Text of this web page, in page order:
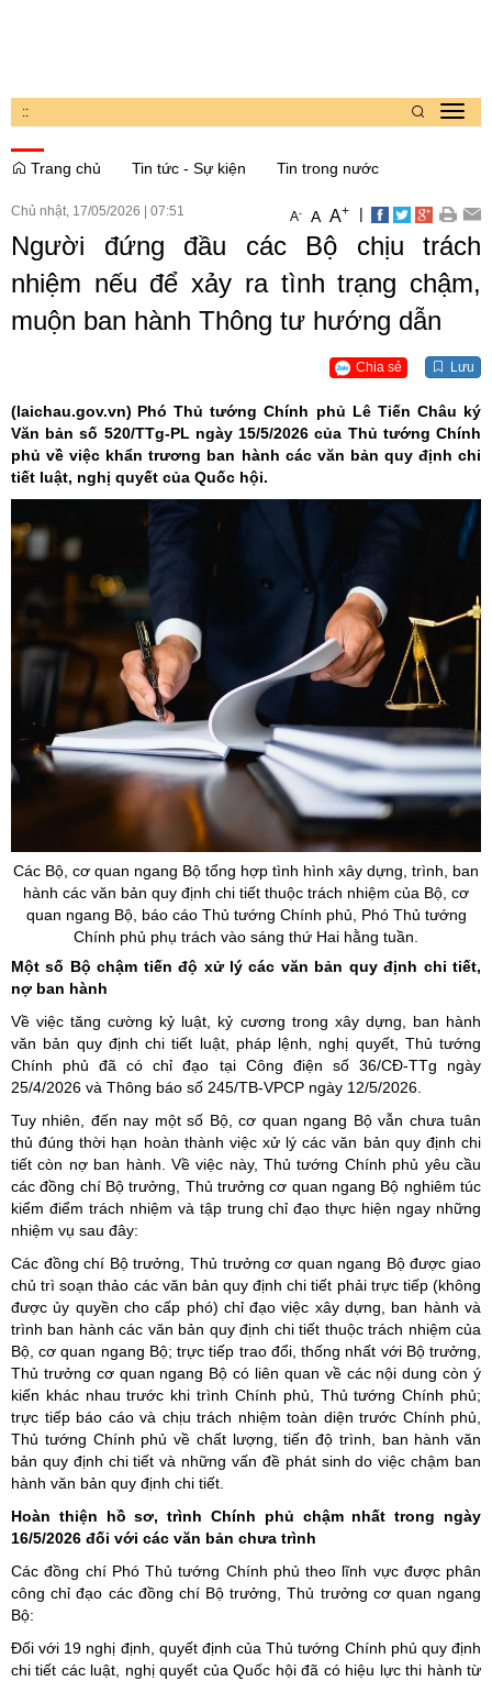
::
Trang chủ
Tin tức - Sự kiện Tin trong nước
Chủ nhật, 17/05/2026 07:51 A- A A+ |
Người đứng đầu các Bộ chịu trách
nhiệm nếu để xảy ra tình trạng chậm,
muộn ban hành Thông tư hướng dẫn
Chia sẻ Lưu
(laichau.gov.vn) Phó Thủ tướng Chính phủ Lê Tiến Châu ký
Văn bản số 520/TTg-PL ngày 15/5/2026 của Thủ tướng Chính
phủ về việc khẩn trương ban hành các văn bản quy định chi
tiết luật, nghị quyết của Quốc hội.
Các Bộ, cơ quan ngang Bộ tổng hợp tình hình xây dựng, trình, ban
hành các văn bản quy định chi tiết thuộc trách nhiệm của Bộ, cơ
quan ngang Bộ, báo cáo Thủ tướng Chính phủ, Phó Thủ tướng
Chính phủ phụ trách vào sáng thứ Hai hằng tuần.
Một số Bộ chậm tiến độ xử lý các văn bản quy định chi tiết,
nợ ban hành
Về việc tăng cường kỷ luật, kỷ cương trong xây dựng, ban hành
văn bản quy định chi tiết luật, pháp lệnh, nghị quyết, Thủ tướng
Chính phủ đã có chỉ đạo tại Công điện số 36/CĐ-TTg ngày
25/4/2026 và Thông báo số 245/TB-VPCP ngày 12/5/2026.
Tuy nhiên, đến nay một số Bộ, cơ quan ngang Bộ vẫn chưa tuân
thủ đúng thời hạn hoàn thành việc xử lý các văn bản quy định chi
tiết còn nợ ban hành. Về việc này, Thủ tướng Chính phủ yêu cầu
các đồng chí Bộ trưởng, Thủ trưởng cơ quan ngang Bộ nghiêm túc
kiểm điểm trách nhiệm và tập trung chỉ đạo thực hiện ngay những
nhiệm vụ sau đây:
Các đồng chí Bộ trưởng, Thủ trưởng cơ quan ngang Bộ được giao
chủ trì soạn thảo các văn bản quy định chi tiết phải trực tiếp (không
được ủy quyền cho cấp phó) chỉ đạo việc xây dựng, ban hành và
trình ban hành các văn bản quy định chi tiết thuộc trách nhiệm của
Bộ, cơ quan ngang Bộ; trực tiếp trao đổi, thống nhất với Bộ trưởng,
Thủ trưởng cơ quan ngang Bộ có liên quan về các nội dung còn ý
kiến khác nhau trước khi trình Chính phủ, Thủ tướng Chính phủ;
trực tiếp báo cáo và chịu trách nhiệm toàn diện trước Chính phủ,
Thủ tướng Chính phủ về chất lượng, tiến độ trình, ban hành văn
bản quy định chi tiết và những vấn đề phát sinh do việc chậm ban
hành văn bản quy định chi tiết.
Hoàn thiện hồ sơ, trình Chính phủ chậm nhất trong ngày
16/5/2026 đối với các văn bản chưa trình
Các đồng chí Phó Thủ tướng Chính phủ theo lĩnh vực được phân
công chỉ đạo các đồng chí Bộ trưởng, Thủ trưởng cơ quan ngang
Bộ:
Đối với 19 nghị định, quyết định của Thủ tướng Chính phủ quy định
chi tiết các luật, nghị quyết của Quốc hội đã có hiệu lực thi hành từ